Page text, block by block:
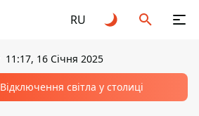
RU
11:17, 16 Січня 2025
Відключення світла у столиці